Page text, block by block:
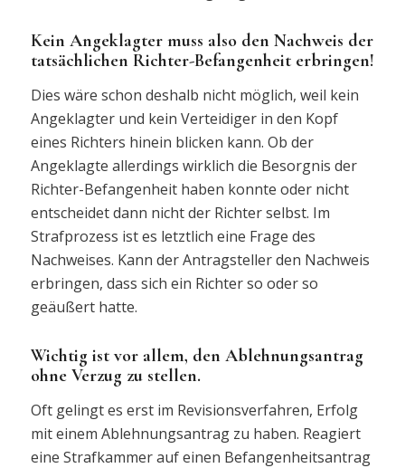
Kein Angeklagter muss also den Nachweis der
tatsächlichen Richter-Befangenheit erbringen!
Dies wäre schon deshalb nicht möglich, weil kein
Angeklagter und kein Verteidiger in den Kopf
eines Richters hinein blicken kann. Ob der
Angeklagte allerdings wirklich die Besorgnis der
Richter-Befangenheit haben konnte oder nicht
entscheidet dann nicht der Richter selbst. Im
Strafprozess ist es letztlich eine Frage des
Nachweises. Kann der Antragsteller den Nachweis
erbringen, dass sich ein Richter so oder so
geäußert hatte.
Wichtig ist vor allem, den Ablehnungsantrag
ohne Verzug zu stellen.
Oft gelingt es erst im Revisionsverfahren, Erfolg
mit einem Ablehnungsantrag zu haben. Reagiert
eine Strafkammer auf einen Befangenheitsantrag